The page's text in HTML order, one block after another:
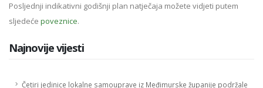
Posljednji indikativni godišnji plan natječaja možete vidjeti putem
sljedeće poveznice.
Najnovije vijesti
Četiri jedinice lokalne samouprave iz Međimurske županije podržale